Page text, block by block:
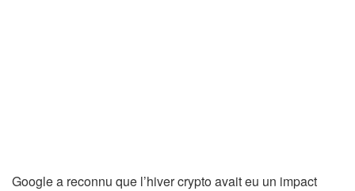
Google a reconnu que l’hiver crypto avait eu un impact